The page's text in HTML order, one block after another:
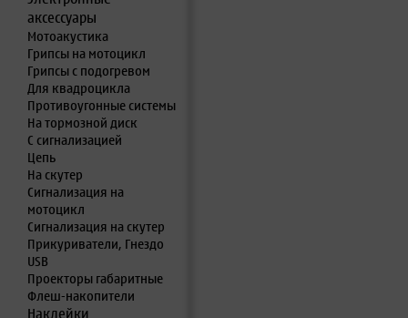
аксессуары
Мотоакустика
Грипсы на мотоцикл
Грипсы с подогревом
Для квадроцикла
Противоугонные системы
На тормозной диск
С сигнализацией
Цепь
На скутер
Сигнализация на
мотоцикл
Сигнализация на скутер
Прикуриватели, Гнездо
USB
Проекторы габаритные
Флеш-накопители